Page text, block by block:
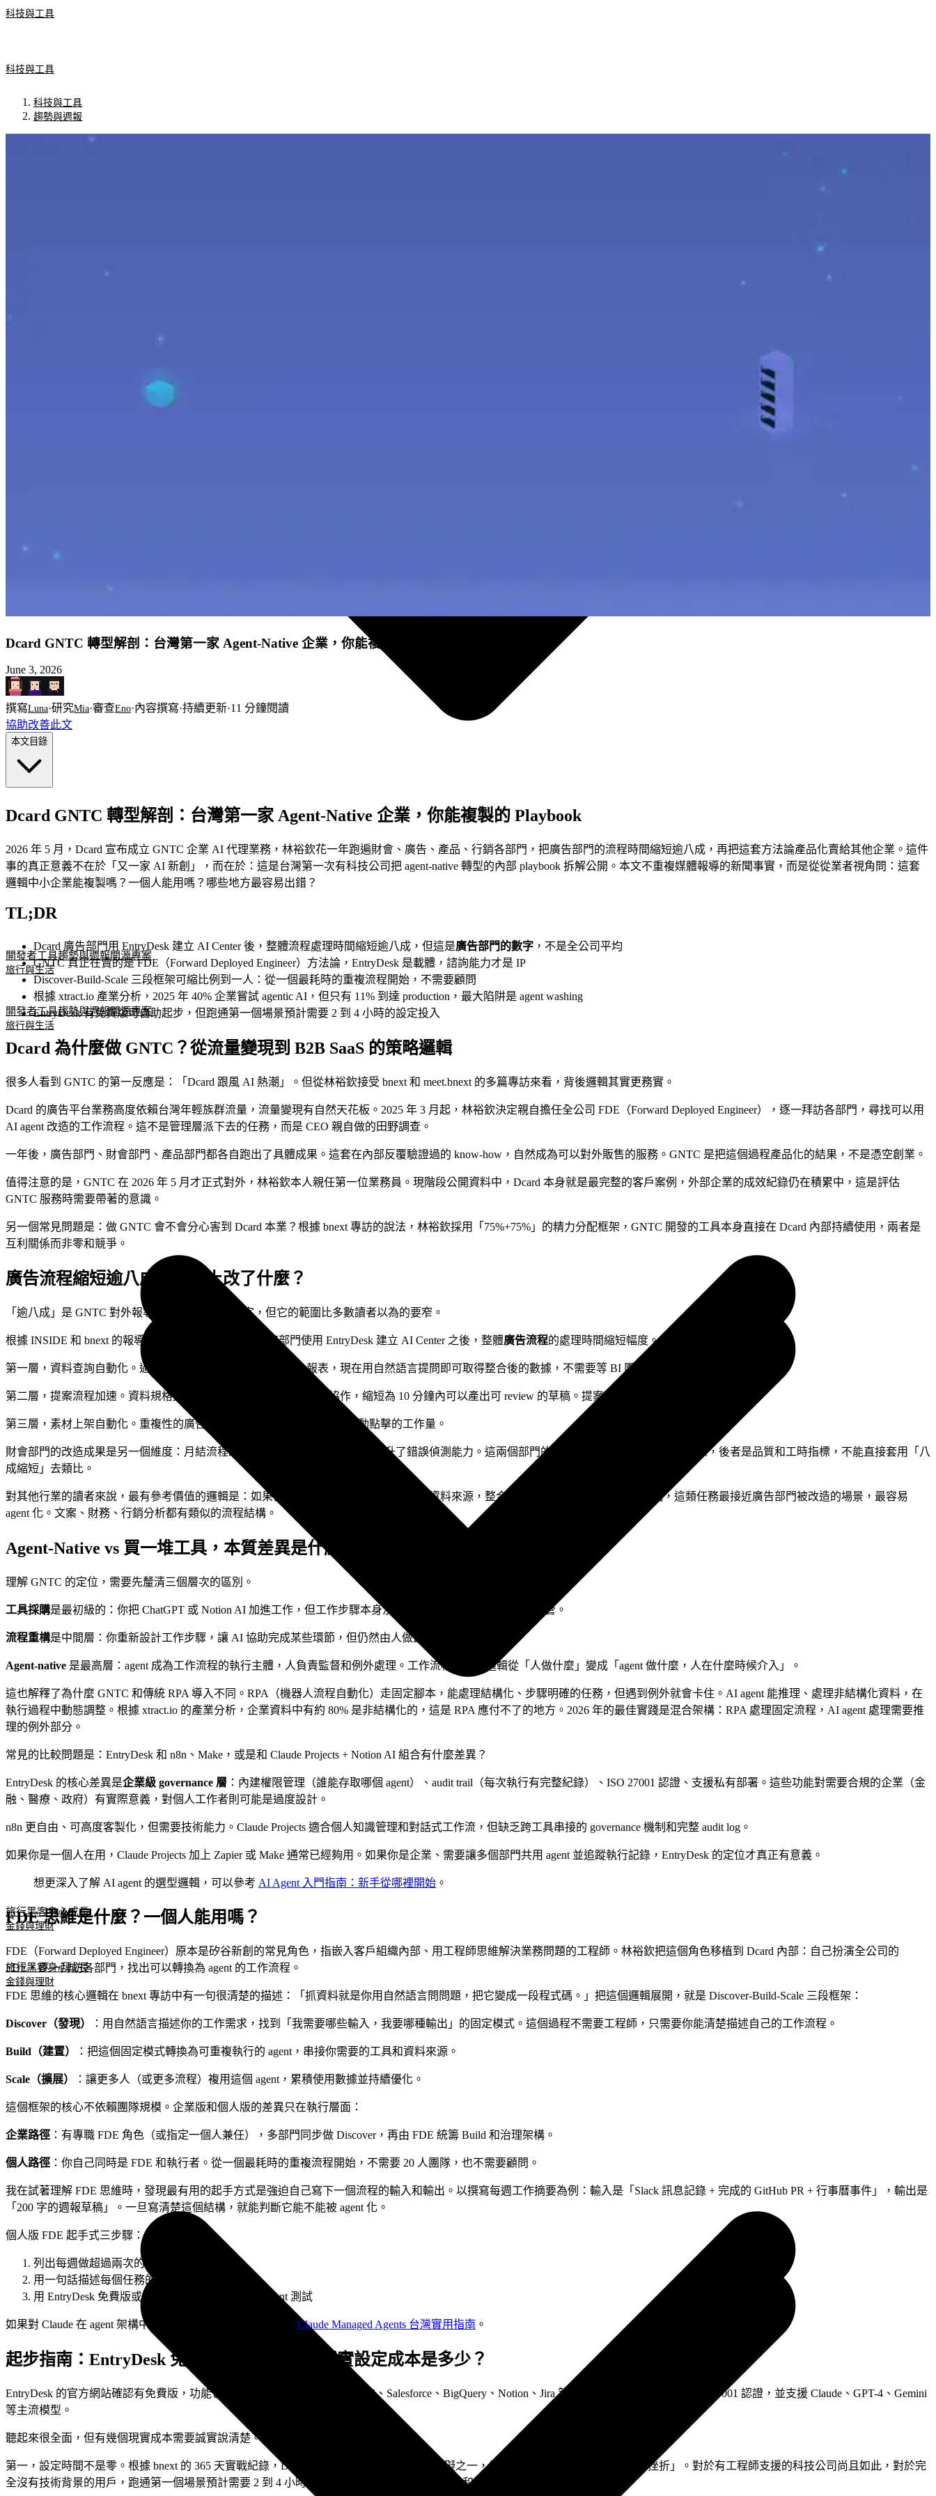
科技與工具
開發者工具趨勢與週報開源專案
旅行與生活
旅行黑客身心成長
金錢與理財
科技與工具
開發者工具趨勢與週報開源專案
旅行與生活
旅行黑客身心成長
金錢與理財
科技與工具
趨勢與週報
Dcard GNTC 轉型解剖：台灣第一家 Agent-Native 企業，你能複製的 Playbook
June 3, 2026
撰寫Luna·研究Mia·審查Eno·內容撰寫·持續更新·11 分鐘閱讀
協助改善此文
本文目錄
Dcard GNTC 轉型解剖：台灣第一家 Agent-Native 企業，你能複製的 Playbook
2026 年 5 月，Dcard 宣布成立 GNTC 企業 AI 代理業務，林裕欽花一年跑遍財會、廣告、產品、行銷各部門，把廣告部門的流程時間縮短逾八成，再把這套方法論產品化賣給其他企業。這件
事的真正意義不在於「又一家 AI 新創」，而在於：這是台灣第一次有科技公司把 agent-native 轉型的內部 playbook 拆解公開。本文不重複媒體報導的新聞事實，而是從從業者視角問：這套
邏輯中小企業能複製嗎？一個人能用嗎？哪些地方最容易出錯？
TL;DR
Dcard 廣告部門用 EntryDesk 建立 AI Center 後，整體流程處理時間縮短逾八成，但這是廣告部門的數字 ，不是全公司平均
GNTC 真正在賣的是 FDE（Forward Deployed Engineer）方法論，EntryDesk 是載體，諮詢能力才是 IP
Discover-Build-Scale 三段框架可縮比例到一人：從一個最耗時的重複流程開始，不需要顧問
根據 xtract.io 產業分析，2025 年 40% 企業嘗試 agentic AI，但只有 11% 到達 production，最大陷阱是 agent washing
EntryDesk 有免費版可自助起步，但跑通第一個場景預計需要 2 到 4 小時的設定投入
Dcard 為什麼做 GNTC？從流量變現到 B2B SaaS 的策略邏輯
很多人看到 GNTC 的第一反應是：「Dcard 跟風 AI 熱潮」。但從林裕欽接受 bnext 和 meet.bnext 的多篇專訪來看，背後邏輯其實更務實。
Dcard 的廣告平台業務高度依賴台灣年輕族群流量，流量變現有自然天花板。2025 年 3 月起，林裕欽決定親自擔任全公司 FDE（Forward Deployed Engineer），逐一拜訪各部門，尋找可以用
AI agent 改造的工作流程。這不是管理層派下去的任務，而是 CEO 親自做的田野調查。
一年後，廣告部門、財會部門、產品部門都各自跑出了具體成果。這套在內部反覆驗證過的 know-how，自然成為可以對外販售的服務。GNTC 是把這個過程產品化的結果，不是憑空創業。
值得注意的是，GNTC 在 2026 年 5 月才正式對外，林裕欽本人親任第一位業務員。現階段公開資料中，Dcard 本身就是最完整的客戶案例，外部企業的成效紀錄仍在積累中，這是評估
GNTC 服務時需要帶著的意識。
另一個常見問題是：做 GNTC 會不會分心害到 Dcard 本業？根據 bnext 專訪的說法，林裕欽採用「75%+75%」的精力分配框架，GNTC 開發的工具本身直接在 Dcard 內部持續使用，兩者是
互利關係而非零和競爭。
廣告流程縮短逾八成，實際上改了什麼？
「逾八成」是 GNTC 對外報導中最常被引用的數字，但它的範圍比多數讀者以為的要窄。
根據 INSIDE 和 bnext 的報導，這個數字指的是廣告業務部門使用 EntryDesk 建立 AI Center 之後，整體廣告流程的處理時間縮短幅度。具體改了三個層次：
第一層，資料查詢自動化。過去廣告人員需要人工拉取各平台報表，現在用自然語言提問即可取得整合後的數據，不需要等 BI 團隊或手動整理 Excel。
第二層，提案流程加速。資料規格文件的產出從過去需要數天多人協作，縮短為 10 分鐘內可以產出可 review 的草稿。提案時間整體從一週縮短為數天。
第三層，素材上架自動化。重複性的廣告素材操作被 agent 接管，減少手動點擊的工作量。
財會部門的改造成果是另一個維度：月結流程改造後，加班時間減少，同時提升了錯誤偵測能力。這兩個部門的成果性質不同，前者是速度指標，後者是品質和工時指標，不能直接套用「八
成縮短」去類比。
對其他行業的讀者來說，最有參考價值的邏輯是：如果你的工作流程中有「需要查多個資料來源，整合後才能產出一份報告」這種模式，這類任務最接近廣告部門被改造的場景，最容易
agent 化。文案、財務、行銷分析都有類似的流程結構。
Agent-Native vs 買一堆工具，本質差異是什麼？
理解 GNTC 的定位，需要先釐清三個層次的區別。
工具採購是最初級的：你把 ChatGPT 或 Notion AI 加進工作，但工作步驟本身沒有改變，只是單點任務被 AI 接管。
流程重構是中間層：你重新設計工作步驟，讓 AI 協助完成某些環節，但仍然由人做最終確認和串接。
Agent-native 是最高層：agent 成為工作流程的執行主體，人負責監督和例外處理。工作流程的設計邏輯從「人做什麼」變成「agent 做什麼，人在什麼時候介入」。
這也解釋了為什麼 GNTC 和傳統 RPA 導入不同。RPA（機器人流程自動化）走固定腳本，能處理結構化、步驟明確的任務，但遇到例外就會卡住。AI agent 能推理、處理非結構化資料，在
執行過程中動態調整。根據 xtract.io 的產業分析，企業資料中有約 80% 是非結構化的，這是 RPA 應付不了的地方。2026 年的最佳實踐是混合架構：RPA 處理固定流程，AI agent 處理需要推
理的例外部分。
常見的比較問題是：EntryDesk 和 n8n、Make，或是和 Claude Projects + Notion AI 組合有什麼差異？
EntryDesk 的核心差異是企業級 governance 層 ：內建權限管理（誰能存取哪個 agent）、audit trail（每次執行有完整紀錄）、ISO 27001 認證、支援私有部署。這些功能對需要合規的企業（金
融、醫療、政府）有實際意義，對個人工作者則可能是過度設計。
n8n 更自由、可高度客製化，但需要技術能力。Claude Projects 適合個人知識管理和對話式工作流，但缺乏跨工具串接的 governance 機制和完整 audit log。
如果你是一個人在用，Claude Projects 加上 Zapier 或 Make 通常已經夠用。如果你是企業、需要讓多個部門共用 agent 並追蹤執行記錄，EntryDesk 的定位才真正有意義。
想更深入了解 AI agent 的選型邏輯，可以參考 AI Agent 入門指南：新手從哪裡開始 。
FDE 思維是什麼？一個人能用嗎？
FDE（Forward Deployed Engineer）原本是矽谷新創的常見角色，指嵌入客戶組織內部、用工程師思維解決業務問題的工程師。林裕欽把這個角色移植到 Dcard 內部：自己扮演全公司的
FDE，逐一拜訪各部門，找出可以轉換為 agent 的工作流程。
FDE 思維的核心邏輯在 bnext 專訪中有一句很清楚的描述：「抓資料就是你用自然語言問問題，把它變成一段程式碼。」把這個邏輯展開，就是 Discover-Build-Scale 三段框架：
Discover（發現） ：用自然語言描述你的工作需求，找到「我需要哪些輸入，我要哪種輸出」的固定模式。這個過程不需要工程師，只需要你能清楚描述自己的工作流程。
Build（建置） ：把這個固定模式轉換為可重複執行的 agent，串接你需要的工具和資料來源。
Scale（擴展） ：讓更多人（或更多流程）複用這個 agent，累積使用數據並持續優化。
這個框架的核心不依賴團隊規模。企業版和個人版的差異只在執行層面：
企業路徑 ：有專職 FDE 角色（或指定一個人兼任），多部門同步做 Discover，再由 FDE 統籌 Build 和治理架構。
個人路徑 ：你自己同時是 FDE 和執行者。從一個最耗時的重複流程開始，不需要 20 人團隊，也不需要顧問。
我在試著理解 FDE 思維時，發現最有用的起手方式是強迫自己寫下一個流程的輸入和輸出。以撰寫每週工作摘要為例：輸入是「Slack 訊息記錄 + 完成的 GitHub PR + 行事曆事件」，輸出是
「200 字的週報草稿」。一旦寫清楚這個結構，就能判斷它能不能被 agent 化。
個人版 FDE 起手式三步驟：
列出每週做超過兩次的重複任務
用一句話描述每個任務的輸入和輸出格式
用 EntryDesk 免費版或 Claude Projects 建第一個 agent 測試
如果對 Claude 在 agent 架構中的角色有更多興趣，可以參考 Claude Managed Agents 台灣實用指南 。
起步指南：EntryDesk 免費版能做到什麼？現實設定成本是多少？
EntryDesk 的官方網站確認有免費版，功能包含 30+ 工具整合（Slack、Gmail、Salesforce、BigQuery、Notion、Jira 等）、no-code agent 建置、ISO 27001 認證，並支援 Claude、GPT-4、Gemini
等主流模型。
聽起來很全面，但有幾個現實成本需要誠實說清楚。
第一，設定時間不是零。根據 bnext 的 365 天實戰紀錄，Dcard 在早期導入時遇到的真實障礙之一，是「20 分鐘安裝時間讓員工感到挫折」。對於有工程師支援的科技公司尚且如此，對於完
全沒有技術背景的用戶，跑通第一個場景預計需要 2 到 4 小時，包含理解工具邏輯、串接整合和測試流程。